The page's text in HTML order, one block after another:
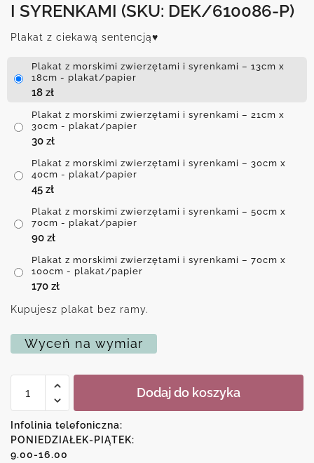
I SYRENKAMI (SKU: DEK/610086-P)
Plakat z ciekawą sentencją♥
Plakat z morskimi zwierzętami i syrenkami – 13cm x
18cm - plakat/papier
18 zł
Plakat z morskimi zwierzętami i syrenkami – 21cm x
30cm - plakat/papier
30 zł
Plakat z morskimi zwierzętami i syrenkami – 30cm x
40cm - plakat/papier
45 zł
Plakat z morskimi zwierzętami i syrenkami – 50cm x
70cm - plakat/papier
90 zł
Plakat z morskimi zwierzętami i syrenkami – 70cm x
100cm - plakat/papier
170 zł
Kupujesz plakat bez ramy.
Wyceń na wymiar
Plakat
zwierzętami
i
syrenkami
Dodaj do koszyka
Infolinia telefoniczna:
PONIEDZIAŁEK-PIĄTEK:
9.00-16.00